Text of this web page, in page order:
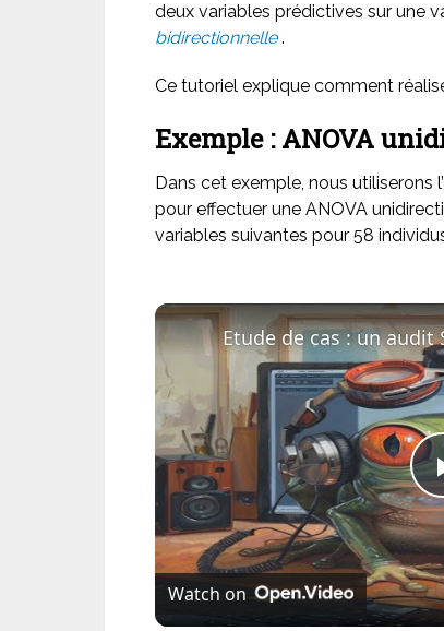
deux variables prédictives sur une
bidirectionnelle.
Ce tutoriel explique comment
Exemple : ANOVA
Dans cet exemple, nous utiliserons
pour effectuer une ANOVA
variables suivantes pour 58
Watch on